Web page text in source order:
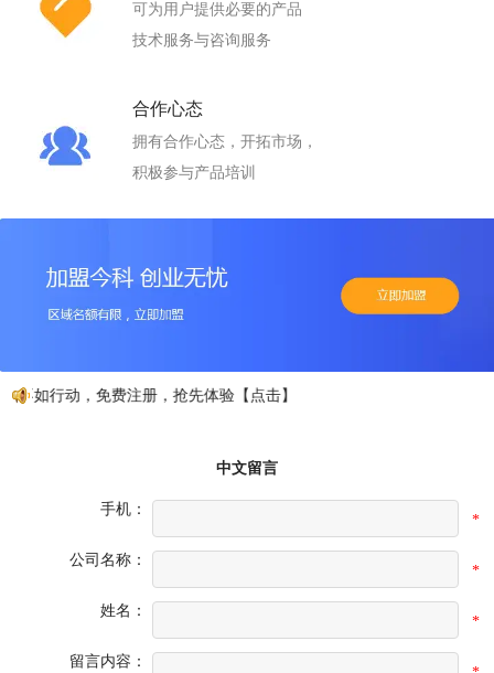
可为用户提供必要的产品
技术服务与咨询服务
合作心态
拥有合作心态，开拓市场，
积极参与产品培训
如行动，免费注册，抢先体验【点击】
中文留言
手机：
*
公司名称：
*
姓名：
*
留言内容：